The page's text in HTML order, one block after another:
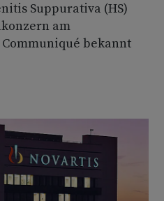
Suppurativa (HS)
am
bekannt